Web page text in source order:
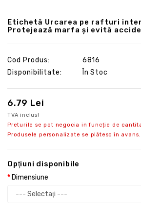
Etichetă Urcarea pe rafturi
Protejează marfa și evită
Cod Produs:
6816
Disponibilitate:
În Stoc
6.79 Lei
TVA inclus!
Preturile se pot negocia in funcție de
Produsele personalizate se plătesc în avans.
Opţiuni disponibile
Dimensiune